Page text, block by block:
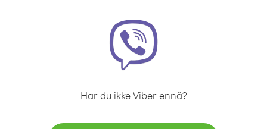
Har du ikke Viber ennå?